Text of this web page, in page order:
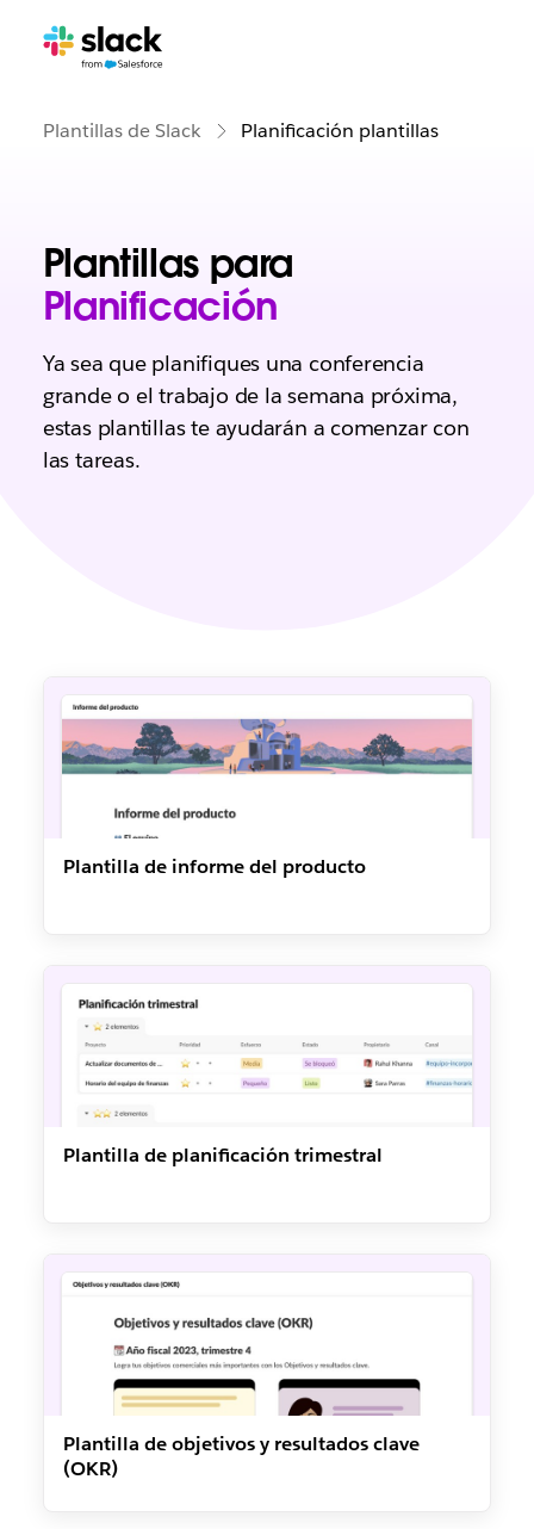
Plantillas de Slack Planificación plantillas
Plantillas para
Planificación
Ya sea que planifiques una conferencia
grande o el trabajo de la semana próxima,
estas plantillas te ayudarán a comenzar con
las tareas.
Plantilla de informe del producto
Plantilla de planificación trimestral
Plantilla de objetivos y resultados clave
(OKR)